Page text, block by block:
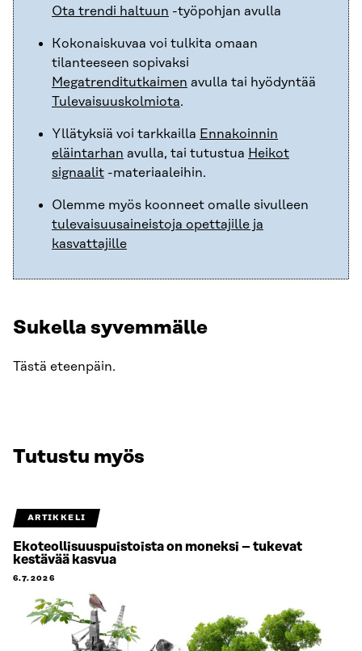
Ota trendi haltuun -työpohjan avulla
Kokonaiskuvaa voi tulkita omaan
tilanteeseen sopivaksi
Megatrenditutkaimen avulla tai hyödyntää
Tulevaisuuskolmiota.
Yllätyksiä voi tarkkailla Ennakoinnin
eläintarhan avulla, tai tutustua Heikot
signaalit -materiaaleihin.
Olemme myös koonneet omalle sivulleen
tulevaisuusaineistoja opettajille ja
kasvattajille
Sukella syvemmälle
Tästä eteenpäin.
Tutustu myös
ARTIKKELI
Ekoteollisuuspuistoista on moneksi – tukevat
kestävää kasvua
6.7.2026